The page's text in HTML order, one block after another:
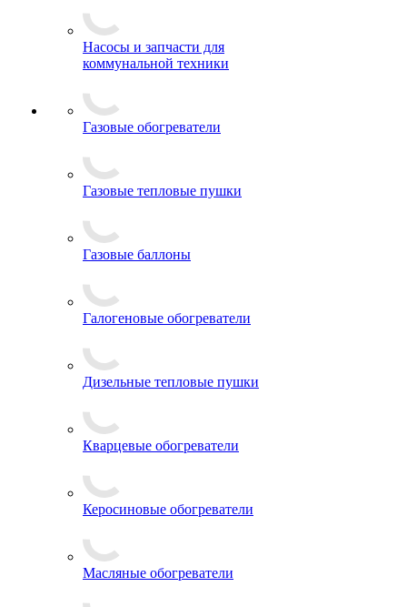
Насосы и запчасти для
коммунальной техники
Газовые обогреватели
Газовые тепловые пушки
Газовые баллоны
Галогеновые обогреватели
Дизельные тепловые пушки
Кварцевые обогреватели
Керосиновые обогреватели
Масляные обогреватели